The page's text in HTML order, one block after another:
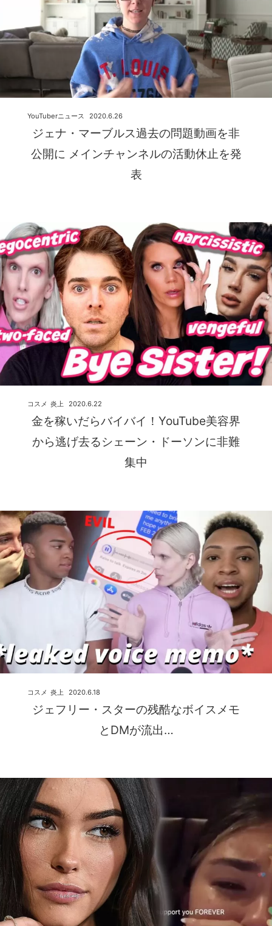
ジェナ・マーブルス過去の問題動画を非
公開に メインチャンネルの活動休止を発
表
2020.6.26
YouTuberニュース
金を稼いだらバイバイ！YouTube美容界
から逃げ去るシェーン・ドーソンに非難
集中
2020.6.22
コスメ 炎上
ジェフリー・スターの残酷なボイスメモ
とDMが流出…
2020.6.18
コスメ 炎上